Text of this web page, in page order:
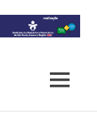
MENU